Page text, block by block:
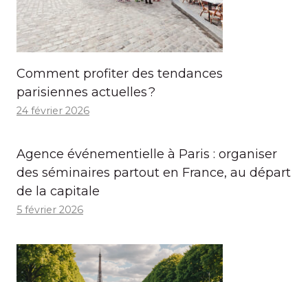
Comment profiter des tendances
parisiennes actuelles ?
24 février 2026
Agence événementielle à Paris : organiser
des séminaires partout en France, au départ
de la capitale
5 février 2026